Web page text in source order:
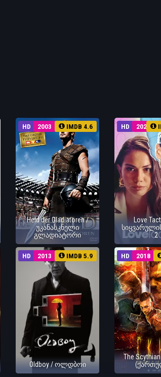
HD 2003 IMDB 4.6
Held der Gladiatoren /
უკანასკნელი
გლადიატორი
HD 2023
Love
2
HD 2013 IMDB 5.9
Oldboy / ოლდბოი
HD 2018
The